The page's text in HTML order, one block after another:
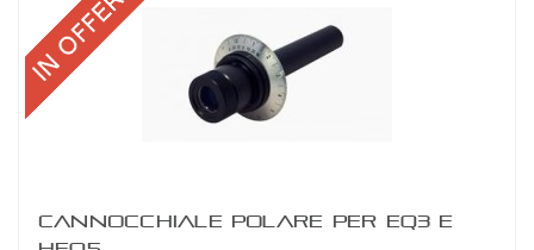
CANNOCCHIALE POLARE PER EQ3 E